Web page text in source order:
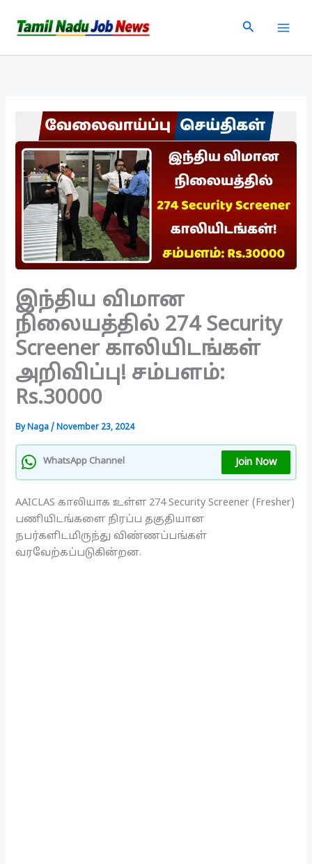
Search
இந்திய விமான
நிலையத்தில் 274 Security
Screener காலியிடங்கள்
அறிவிப்பு! சம்பளம்:
Rs.30000
ByNaga/November 23, 2024
WhatsApp Channel Join Now
AAICLAS காலியாக உள்ள 274 Security Screener (Fresher)
பணியிடங்களை நிரப்ப தகுதியான
நபர்களிடமிருந்து விண்ணப்பங்கள்
வரவேற்கப்படுகின்றன.